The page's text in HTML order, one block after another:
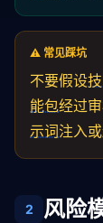
⚠️ 常见踩坑
不要假设
能包经过
示词注入
2
风险